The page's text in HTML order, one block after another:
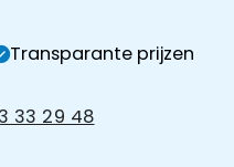
Transparante prijzen
33 29 48